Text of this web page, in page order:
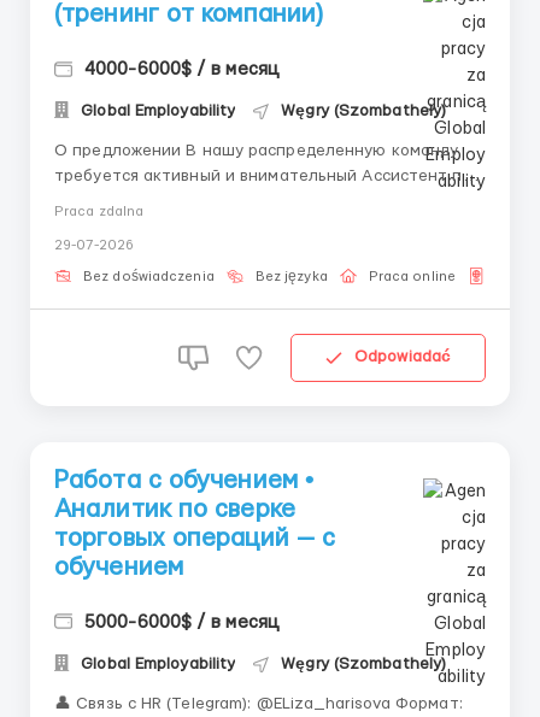
(тренинг от компании)
4000-6000$ / в месяц
Global Employability Węgry (Szombathely)
О предложении В нашу распределенную команду
требуется активный и внимательный Ассистент по
предоставляем все материалы. Задачи Перенос
данных из одних систем в другие. Запол...
Praca zdalna
29-07-2026
Bez doświadczenia Bez języka Praca online
Odpowiadać
Работа с обучением •
Аналитик по сверке
торговых операций — с
обучением
5000-6000$ / в месяц
Global Employability Węgry (Szombathely)
👤 Связь с HR (Telegram): @ELiza_harisova Формат: